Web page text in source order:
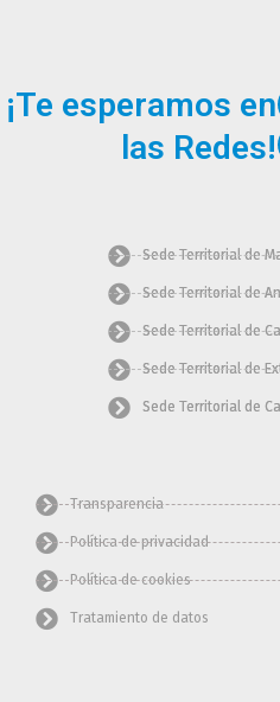
¡Te esperamos en
las Redes!
Sede Territorial de
Sede Territorial de
Sede Territorial de
Sede Territorial de
Sede Territorial de
Transparencia
Política de privacidad
Política de cookies
Tratamiento de datos